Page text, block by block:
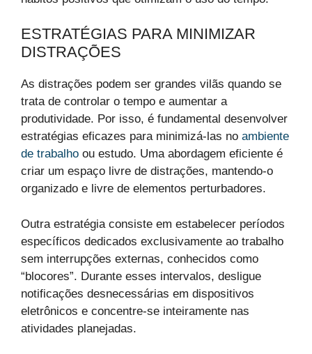
ESTRATÉGIAS PARA MINIMIZAR
DISTRAÇÕES
As distrações podem ser grandes vilãs quando se
trata de controlar o tempo e aumentar a
produtividade. Por isso, é fundamental desenvolver
estratégias eficazes para minimizá-las no ambiente
de trabalho ou estudo. Uma abordagem eficiente é
criar um espaço livre de distrações, mantendo-o
organizado e livre de elementos perturbadores.
Outra estratégia consiste em estabelecer períodos
específicos dedicados exclusivamente ao trabalho
sem interrupções externas, conhecidos como
“blocores”. Durante esses intervalos, desligue
notificações desnecessárias em dispositivos
eletrônicos e concentre-se inteiramente nas
atividades planejadas.